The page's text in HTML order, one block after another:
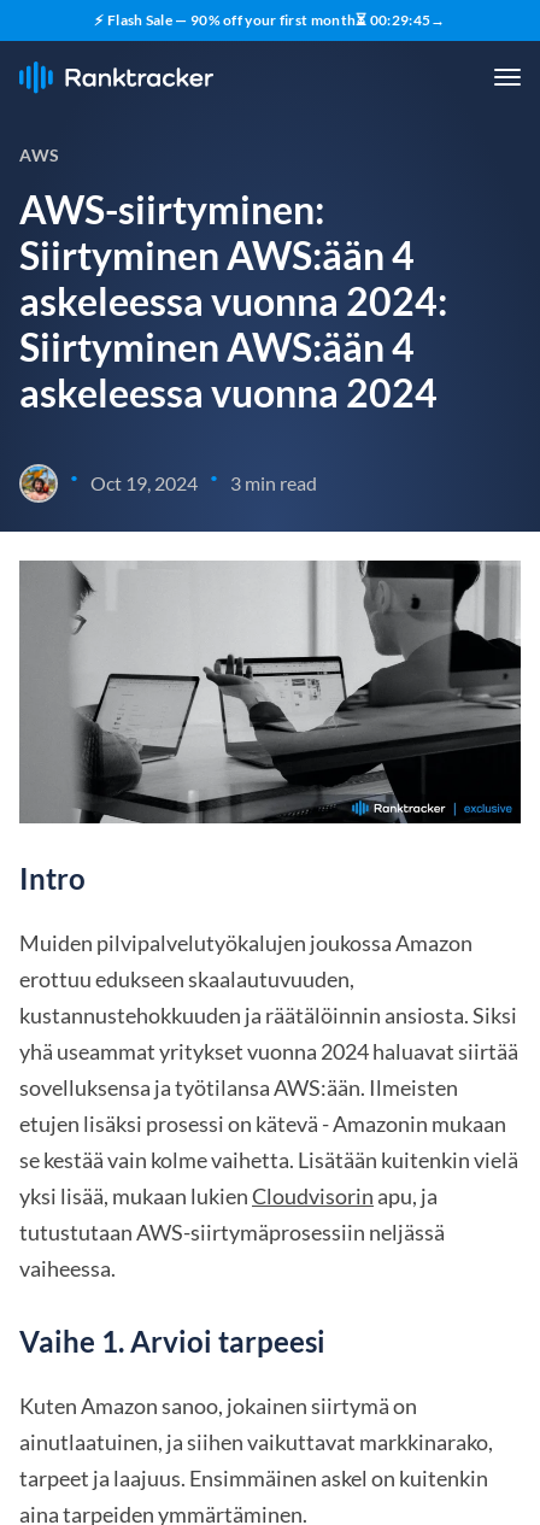
⚡ Flash Sale — 90% off your first month⏳ 00:29:44→
AWS
AWS-siirtyminen:
Siirtyminen AWS:ään 4
askeleessa vuonna 2024:
Siirtyminen AWS:ään 4
askeleessa vuonna 2024
• Oct 19, 2024 • 3 min read
Intro
Muiden pilvipalvelutyökalujen joukossa Amazon
erottuu edukseen skaalautuvuuden,
kustannustehokkuuden ja räätälöinnin ansiosta. Siksi
yhä useammat yritykset vuonna 2024 haluavat siirtää
sovelluksensa ja työtilansa AWS:ään. Ilmeisten
etujen lisäksi prosessi on kätevä - Amazonin mukaan
se kestää vain kolme vaihetta. Lisätään kuitenkin vielä
yksi lisää, mukaan lukienCloudvisorin apu, ja
tutustutaan AWS-siirtymäprosessiin neljässä
vaiheessa.
Vaihe 1. Arvioi tarpeesi
Kuten Amazon sanoo, jokainen siirtymä on
ainutlaatuinen, ja siihen vaikuttavat markkinarako,
tarpeet ja laajuus. Ensimmäinen askel on kuitenkin
aina tarpeiden ymmärtäminen.